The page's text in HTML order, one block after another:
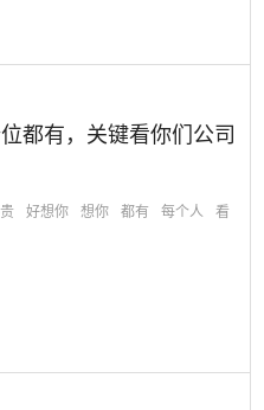
都有，关键看你们公司
好想你 想你 都有 每个人
看